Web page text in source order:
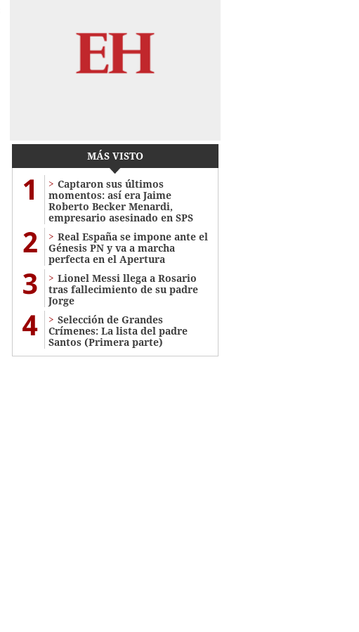
MÁS VISTO
1
Captaron sus últimos
momentos: así era Jaime
Roberto Becker Menardi​​​,
empresario asesinado en SPS
2
Real España se impone ante el
Génesis PN y va a marcha
perfecta en el Apertura
3
Lionel Messi llega a Rosario
tras fallecimiento de su padre
Jorge
4
Selección de Grandes
Crímenes: La lista del padre
Santos (Primera parte)